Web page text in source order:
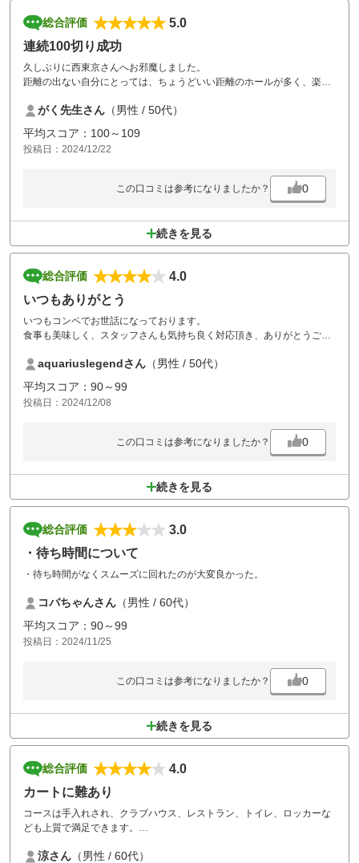
総合評価
5.0
連続100切り成功
久しぶりに西東京さんへお邪魔しました。
距離の出ない自分にとっては、ちょうどいい距離のホールが多く、楽し
食事はバイキングで、いつも食べ過ぎちゃいますが、とてもおいしかっ
たです。
また来年もお邪魔したいですが、最近、グリーンシーズンは高いので、
安い時を狙って予約したいです。
がく先生さん （男性 / 50代）
平均スコア：100～109
投稿日：2024/12/22
この口コミは参考になりましたか？ 0
続きを見る
総合評価
4.0
いつもありがとう
いつもコンペでお世話になっております。
食事も美味しく、スタッフさんも気持ち良く対応頂き、ありがとうござ
ただセルフがメインのコースからピッチマークを修復しないプレーヤー
が多いのか、グリーンが可哀そうです。
さらにバンカーの小石除去は徹底して下さい。
aquariuslegendさん （男性 / 50代）
平均スコア：90～99
投稿日：2024/12/08
この口コミは参考になりましたか？ 0
続きを見る
総合評価
3.0
・待ち時間について
・待ち時間がなくスムーズに回れたのが大変良かった。
コバちゃんさん （男性 / 60代）
平均スコア：90～99
投稿日：2024/11/25
この口コミは参考になりましたか？ 0
続きを見る
総合評価
4.0
カートに難あり
コースは手入れされ、クラブハウス、レストラン、トイレ、ロッカーな
ども上質で満足できます。
改善を望みます。
涼さん （男性 / 60代）